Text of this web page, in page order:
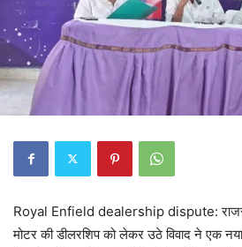
Royal Enfield dealership dispute:
मोटर की डीलरशिप को लेकर उठे विवाद ने एक